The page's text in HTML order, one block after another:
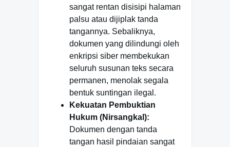
sangat rentan disisipi halaman
palsu atau dijiplak tanda
tangannya. Sebaliknya,
dokumen yang dilindungi oleh
enkripsi siber membekukan
seluruh susunan teks secara
permanen, menolak segala
bentuk suntingan ilegal.
Kekuatan Pembuktian
Hukum (Nirsangkal):
Dokumen dengan tanda
tangan hasil pindaian sangat